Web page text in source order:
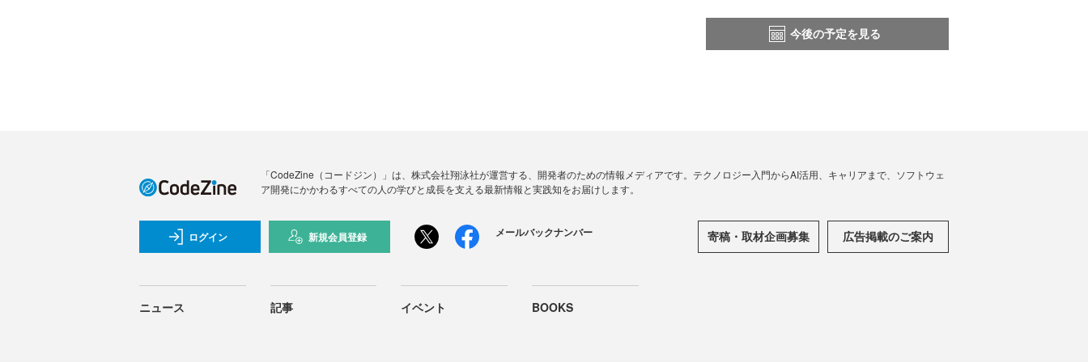
今後の予定を見る
「CodeZine（コードジン）」は、株式会社翔泳社が運営する、開発者のための情報メディアです。テクノロジー入門からAI活用、キャリアまで、ソフトウェ
ア開発にかかわるすべての人の学びと成長を支える最新情報と実践知をお届けします。
ログイン 新規会員登録 メールバックナンバー 寄稿・取材企画募集 広告掲載のご案内
ニュース 記事 イベント BOOKS